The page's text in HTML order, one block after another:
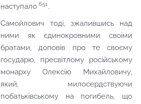
наступало 651.
Самойлович тоді, зжалившись над
ними як єдинокровними своїми
братами, доповів про те своєму
государю, пресвітлому російському
монарху Олексію Михайловичу,
який, милосердствуючи
побатьківському на погибель, що